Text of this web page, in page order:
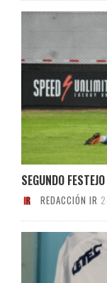
SEGUNDO
REDACCIÓN IR